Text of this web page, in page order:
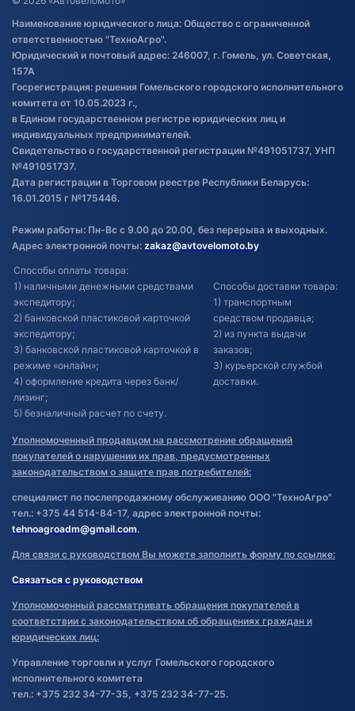
Обработка файлов cookie
Постановка транспорта на учет
Обновления в ЭПТС 2024
Наименование юридического лица: Общество с ограниченной
ответственностью "ТехноАгро".
Юридический и почтовый адрес: 246007, г. Гомель, ул. Советская,
157А
Госрегистрация: решения Гомельского городского исполнительного
комитета от 10.05.2023 г.,
в Едином государственном регистре юридических лиц и
индивидуальных предпринимателей.
Свидетельство о государственной регистрации №491051737, УНП
№491051737.
Дата регистрации в Торговом реестре Республики Беларусь:
16.01.2015 г №175446.
Режим работы: Пн-Вс с 9.00 до 20.00, без перерыва и выходных.
Адрес электронной почты: zakaz@avtovelomoto.by
Способы оплаты товара:
1) наличными денежными средствами
экспедитору;
2) банковской пластиковой карточкой
экспедитору;
3) банковской пластиковой карточкой в
режиме «онлайн»;
4) оформление кредита через банк/
лизинг;
5) безналичный расчет по счету.
Способы доставки товара:
1) транспортным
средством продавца;
2) из пункта выдачи
заказов;
3) курьерской службой
доставки.
Уполномоченный продавцом на рассмотрение обращений
покупателей о нарушении их прав, предусмотренных
законодательством о защите прав потребителей:
специалист по послепродажному обслуживанию ООО "ТехноАгро"
тел.: +375 44 514-84-17, адрес электронной почты:
tehnoagroadm@gmail.com.
Для связи с руководством Вы можете заполнить форму по ссылке:
Связаться с руководством
Уполномоченный рассматривать обращения покупателей в
соответствии с законодательством об обращениях граждан и
юридических лиц:
Управление торговли и услуг Гомельского городского
исполнительного комитета
тел.: +375 232 34-77-35, +375 232 34-77-25.